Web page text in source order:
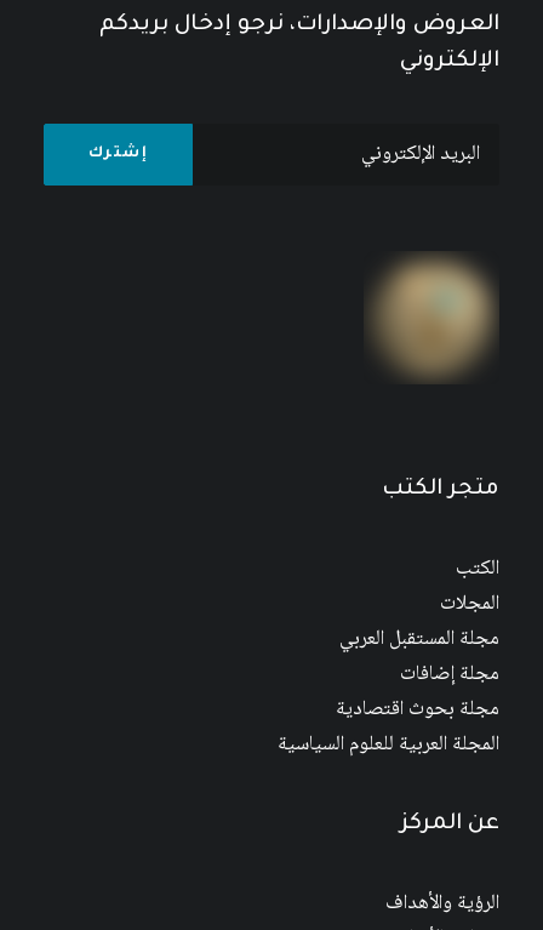
العروض والإصدارات، نرجو إدخال بريدكم
الإلكتروني
متجر الكتب
الكتب
المجلات
مجلة المستقبل العربي
مجلة إضافات
مجلة بحوث اقتصادية
المجلة العربية للعلوم السياسية
عن المركز
الرؤية والأهداف